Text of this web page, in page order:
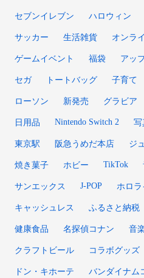
セブンイレブン ハロウィン
サッカー 生活雑貨 オンラ
ゲームイベント 福袋 アッ
セガ トートバッグ 子育て
ローソン 新発売 グラビア
日用品 Nintendo Switch 2 写
東京駅 阪急うめだ本店 ジ
焼き菓子 ホビー TikTok
サンエックス J-POP ホロ
キャッシュレス ふるさと納税
健康食品 名探偵コナン 音
クラフトビール コラボグッズ
ドン・キホーテ バンダイナム